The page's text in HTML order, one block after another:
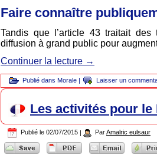
Faire connaître
Tandis que l’article 43 traitait des
diffusion à grand public pour
Continuer la lecture →
Publié dans Morale Laisser un
Les activités pour le
Publié le 02/07/2015 | ParAmalric eulsaur